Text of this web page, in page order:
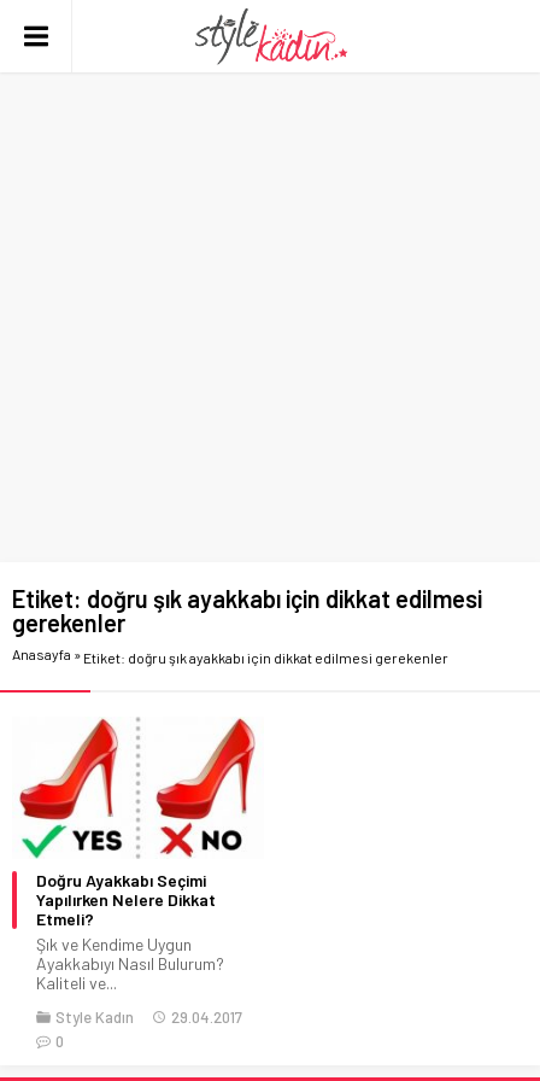
Etiket: doğru şık ayakkabı için dikkat edilmesi
gerekenler
Anasayfa » Etiket: doğru şık ayakkabı için dikkat edilmesi gerekenler
Doğru Ayakkabı Seçimi
Yapılırken Nelere Dikkat
Etmeli?
Şık ve Kendime Uygun
Ayakkabıyı Nasıl Bulurum?
Kaliteli ve...
Style Kadın
29.04.2017
0